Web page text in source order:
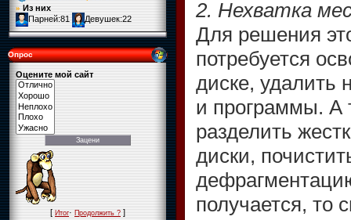
»Из них
Парней:81
Девушек:22
Опрос
Оцените мой сайт
[Итог·Продолжить ?]
2. Нехватка
Для решения
потребуется
диске,
и программы. А
разделить
диски,
получается, то